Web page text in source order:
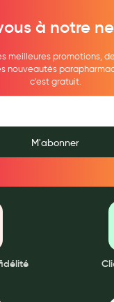
à notre
meilleures promotions,
nouveautés
c'est gratuit.
M'abonner